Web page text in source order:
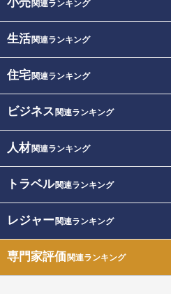
関連ランキング
生活関連ランキング
住宅関連ランキング
ビジネス 関連ランキング
人材関連ランキング
トラベル関連ランキング
レジャー関連ランキング
専門家評価関連ランキング